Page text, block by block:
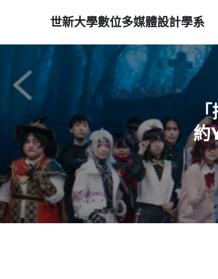
世新大學數位多媒體設計學系
約